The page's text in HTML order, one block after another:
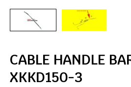
CABLE HANDLE
XKKD150-3